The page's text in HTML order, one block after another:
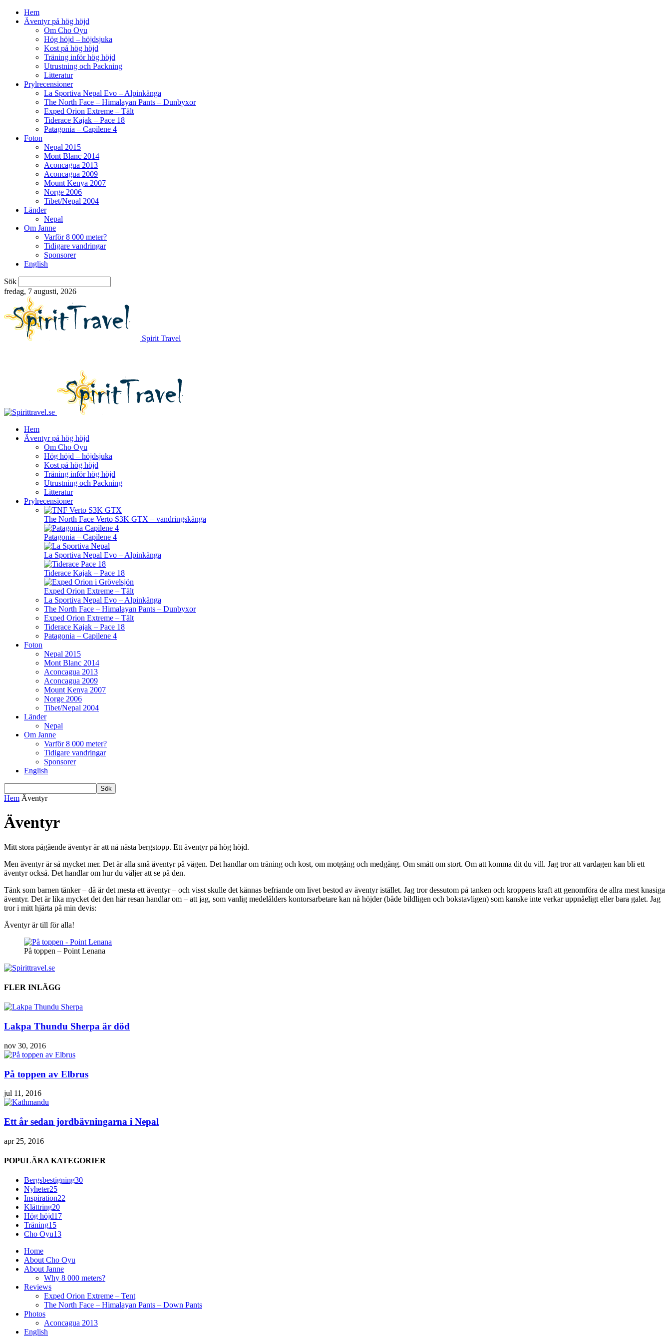
Hem
Äventyr på hög höjd
Om Cho Oyu
Hög höjd – höjdsjuka
Kost på hög höjd
Träning inför hög höjd
Utrustning och Packning
Litteratur
Prylrecensioner
La Sportiva Nepal Evo – Alpinkänga
The North Face – Himalayan Pants – Dunbyxor
Exped Orion Extreme – Tält
Tiderace Kajak – Pace 18
Patagonia – Capilene 4
Foton
Nepal 2015
Mont Blanc 2014
Aconcagua 2013
Aconcagua 2009
Mount Kenya 2007
Norge 2006
Tibet/Nepal 2004
Länder
Nepal
Om Janne
Varför 8 000 meter?
Tidigare vandringar
Sponsorer
English
Sök
fredag, 7 augusti, 2026
Spirit Travel
Hem
Äventyr på hög höjd
Om Cho Oyu
Hög höjd – höjdsjuka
Kost på hög höjd
Träning inför hög höjd
Utrustning och Packning
Litteratur
Prylrecensioner
The North Face Verto S3K GTX – vandringskänga
Patagonia – Capilene 4
La Sportiva Nepal Evo – Alpinkänga
Tiderace Kajak – Pace 18
Exped Orion Extreme – Tält
La Sportiva Nepal Evo – Alpinkänga
The North Face – Himalayan Pants – Dunbyxor
Exped Orion Extreme – Tält
Tiderace Kajak – Pace 18
Patagonia – Capilene 4
Foton
Nepal 2015
Mont Blanc 2014
Aconcagua 2013
Aconcagua 2009
Mount Kenya 2007
Norge 2006
Tibet/Nepal 2004
Länder
Nepal
Om Janne
Varför 8 000 meter?
Tidigare vandringar
Sponsorer
English
Hem Äventyr
Äventyr
Mitt stora pågående äventyr är att nå nästa bergstopp. Ett äventyr på hög höjd.
Men äventyr är så mycket mer. Det är alla små äventyr på vägen. Det handlar om träning och kost, om motgång och medgång. Om smått om stort. Om att komma dit du vill. Jag tror att vardagen kan bli ett
äventyr också. Det handlar om hur du väljer att se på den.
Tänk som barnen tänker – då är det mesta ett äventyr – och visst skulle det kännas befriande om livet bestod av äventyr istället. Jag tror dessutom på tanken och kroppens kraft att genomföra de allra mest knasiga
äventyr. Det är lika mycket det den här resan handlar om – att jag, som vanlig medelålders kontorsarbetare kan nå höjder (både bildligen och bokstavligen) som kanske inte verkar uppnåeligt eller bara galet. Jag
tror i mitt hjärta på min devis:
Äventyr är till för alla!
På toppen – Point Lenana
FLER INLÄGG
Lakpa Thundu Sherpa är död
nov 30, 2016
På toppen av Elbrus
jul 11, 2016
Ett år sedan jordbävningarna i Nepal
apr 25, 2016
POPULÄRA KATEGORIER
Bergsbestigning30
Nyheter25
Inspiration22
Klättring20
Hög höjd17
Träning15
Cho Oyu13
Home
About Cho Oyu
About Janne
Why 8 000 meters?
Reviews
Exped Orion Extreme – Tent
The North Face – Himalayan Pants – Down Pants
Photos
Aconcagua 2013
English